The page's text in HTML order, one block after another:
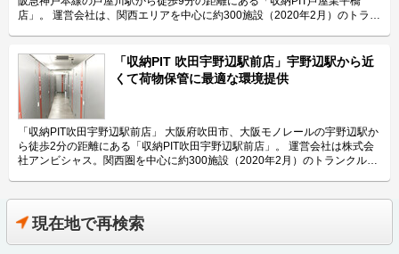
ております。 主な収納物としては、0.3帖から1.0帖までの小型タイプの場
合は趣味の道具やアウトドアグッズが多く、2.0帖以上の中・大型タイプの
場合は家具や家電一式などを収納されるケースが多いです。最大3.6帖まで
の部屋をご用意しており、引っ越しの一時預けや法人の在庫管理などにもお
すすめです。 セキュリティや安全面について教えてください。 「収納PIT墨
田向島5丁目店」は荷物の保管に安心・安全なセキュリティ設備として、専
用のセキュリティカードや防犯カメラなどを備えております。 入口の電子
錠は専用カードキーで解錠し、各部屋はシリンダーキーを使用しています。
またセキュリティ対策の一環として、入口の電子錠に防犯カメラを設置し、
専用カードキーでの入室履歴も管理しております。また、人感センサーと
LED照明も設置しており、夜間にも明るい環境で荷物を収納頂けるため、女
性一人でも安心してご利用頂けます。 ご要望やご不明な点があればコール
センターにてオペレーターが対応いたしますので、万が一のトラブル時にも
込)の価格帯でご利用頂けます。ご契約や事前に内覧をご希望の場合は、
ンクルームの認知促進が必要となるなど、市場としてはこれからだと思いま
賃料の敷地面積あたりの利用単価は関東に比べ、低いのが違いの1つです。
トランクルームの部屋面積2帖で関西は平均12,000円のところ、関東では
21,000円程になります（株式会社アンビシャス独自試算）。関東の方が貸
し出し単価が高い傾向にあり、企業数も関東の方が多いです。 しかしなが
ら関西はニーズがないというわけではなく、認知が低いことと、物件のオー
ナー様がトランクルーム事業のメリットを理解していないため導入が進んで
いないことがあります。さらに京都など観光都市では景観上の理由から、大
きな看板を出してはいけなかったり、ビルの高さ制限があり、トランクルー
ム用のスペースに当てられないといった課題もあります。 もちろん、今後
市場が伸びたら、関東の次に大きい商圏は関西なので、将来のポテンシャル
という意味では大きいと思います。 過去に比ベて関西圏のトランクルーム
市場は今後どのように変わっていくと思いますか？ 以前は郊外エリアの屋
外型が多かったのが、現在は市街地に屋内型のトランクルームがどんどん進
店」。 運営会社は、関西エリアを中心に約300施設（2020年2月）のトラン
施設数を誇るトランクルームを展開している会社です。 今回は、株式会社
アンビシャスが運営している「収納PIT芦屋業平橋店」の特長や利用用途な
どをご紹介致します。 「収納PIT芦屋業平橋店」の特長を教えてください。
「収納PIT芦屋業平橋店」は国道2号線沿いに位置しており、芦屋駅や芦屋
川駅からも近くてアクセスしやすい屋内型のトランクルームです。 荷物を
保管する収納スペースは、最小0.3帖から最大5.1帖まで豊富なサイズをご用
意しております。全スペースの高さは2mあるので、段ボールなどの箱物で
あれば重ねることでより多く収納頂けます。 「収納PIT芦屋業平橋店」はお
ます。 また、「収納PIT芦屋業平橋店」には専用の駐車場やエレベーター、
台車が完備されており、大きい荷物もスムーズに搬入搬出頂けます。 主に
どんな方がご利用されているのでしょうか？ 「収納PIT芦屋業平橋店」は芦
屋駅や芦屋川駅の近隣にお住いの方に多くご利用頂いております。このエリ
「収納PIT 吹田宇野辺駅前店」宇野辺駅から近
くて荷物保管に最適な環境提供
「収納PIT吹田宇野辺駅前店」 大阪府吹田市、大阪モノレールの宇野辺駅か
ら徒歩2分の距離にある「収納PIT吹田宇野辺駅前店」。 運営会社は株式会
社アンビシャス。関西圏を中心に約300施設（2020年2月）のトランクルー
と、社員自らがお客様の声を聴きながら丁寧な対応を行なっており、お客様
との距離が一番近いトランクルームを目指しています。 今回は、株式会社
アンビシャスが運営している「収納PIT吹田宇野辺駅前店」の特長や利用用
途などをご紹介致します。 「収納PIT吹田宇野辺駅前店」の特長を教えてく
現在地で再検索